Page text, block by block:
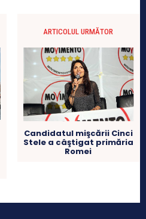
ARTICOLUL URMĂTOR
Candidatul mişcării Cinci
Stele a câştigat primăria
Romei